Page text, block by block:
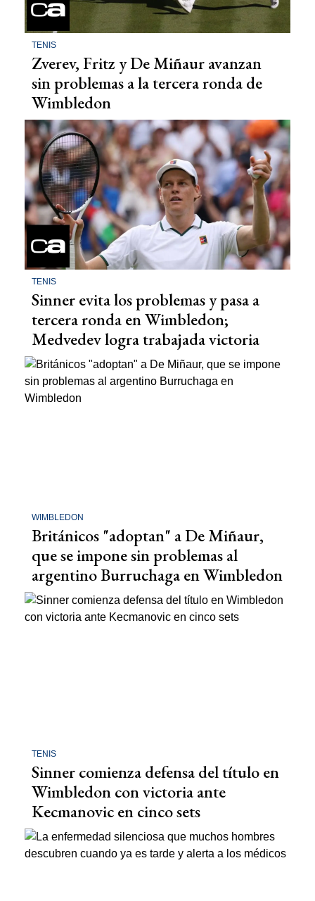
TENIS
Zverev, Fritz y De Miñaur avanzan
sin problemas a la tercera ronda de
Wimbledon
TENIS
Sinner evita los problemas y pasa a
tercera ronda en Wimbledon;
Medvedev logra trabajada victoria
WIMBLEDON
Británicos "adoptan" a De Miñaur,
que se impone sin problemas al
argentino Burruchaga en Wimbledon
TENIS
Sinner comienza defensa del título en
Wimbledon con victoria ante
Kecmanovic en cinco sets